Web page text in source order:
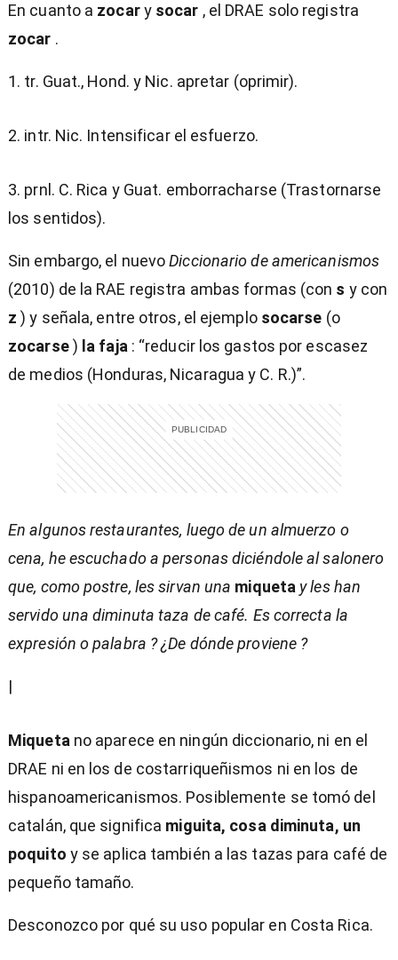
En cuanto a zocary socar , el DRAE solo registra
zocar .
1. tr. Guat., Hond. y Nic. apretar (oprimir).
2. intr. Nic. Intensificar el esfuerzo.
3. prnl. C. Rica y Guat. emborracharse (Trastornarse
los sentidos).
Sin embargo, el nuevoDiccionario de americanismos
(2010) de la RAE registra ambas formas (con s y con
z ) y señala, entre otros, el ejemplo socarse (o
zocarse) la faja : “reducir los gastos por escasez
de medios (Honduras, Nicaragua y C. R.)”.
En algunos restaurantes, luego de un almuerzo o
cena, he escuchado a personas diciéndole al salonero
que, como postre, les sirvan una miqueta y les han
servido una diminuta taza de café. Es correcta la
expresión o palabra ? ¿De dónde proviene ?
|
Miqueta no aparece en ningún diccionario, ni en el
DRAE ni en los de costarriqueñismos ni en los de
hispanoamericanismos. Posiblemente se tomó del
catalán, que significa miguita, cosa diminuta, un
poquito y se aplica también a las tazas para café de
pequeño tamaño.
Desconozco por qué su uso popular en Costa Rica.